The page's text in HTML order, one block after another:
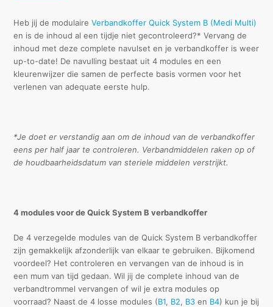
Heb jij de modulaireVerbandkoffer Quick System B (Medi Multi)
en is de inhoud al een tijdje niet gecontroleerd?* Vervang de
inhoud met deze complete navulset en je verbandkoffer is weer
up-to-date! De navulling bestaat uit 4 modules en een
kleurenwijzer die samen de perfecte basis vormen voor het
verlenen van adequate eerste hulp.
*Je doet er verstandig aan om de inhoud van de verbandkoffer
eens per half jaar te controleren. Verbandmiddelen raken op of
de houdbaarheidsdatum van steriele middelen verstrijkt.
4 modules voor de Quick System B verbandkoffer
De 4 verzegelde modules van de Quick System B verbandkoffer
zijn gemakkelijk afzonderlijk van elkaar te gebruiken. Bijkomend
voordeel? Het controleren en vervangen van de inhoud is in
een mum van tijd gedaan. Wil jij de complete inhoud van de
verbandtrommel vervangen of wil je extra modules op
voorraad? Naast de 4 losse modules (B1, B2, B3 en B4) kun je bij